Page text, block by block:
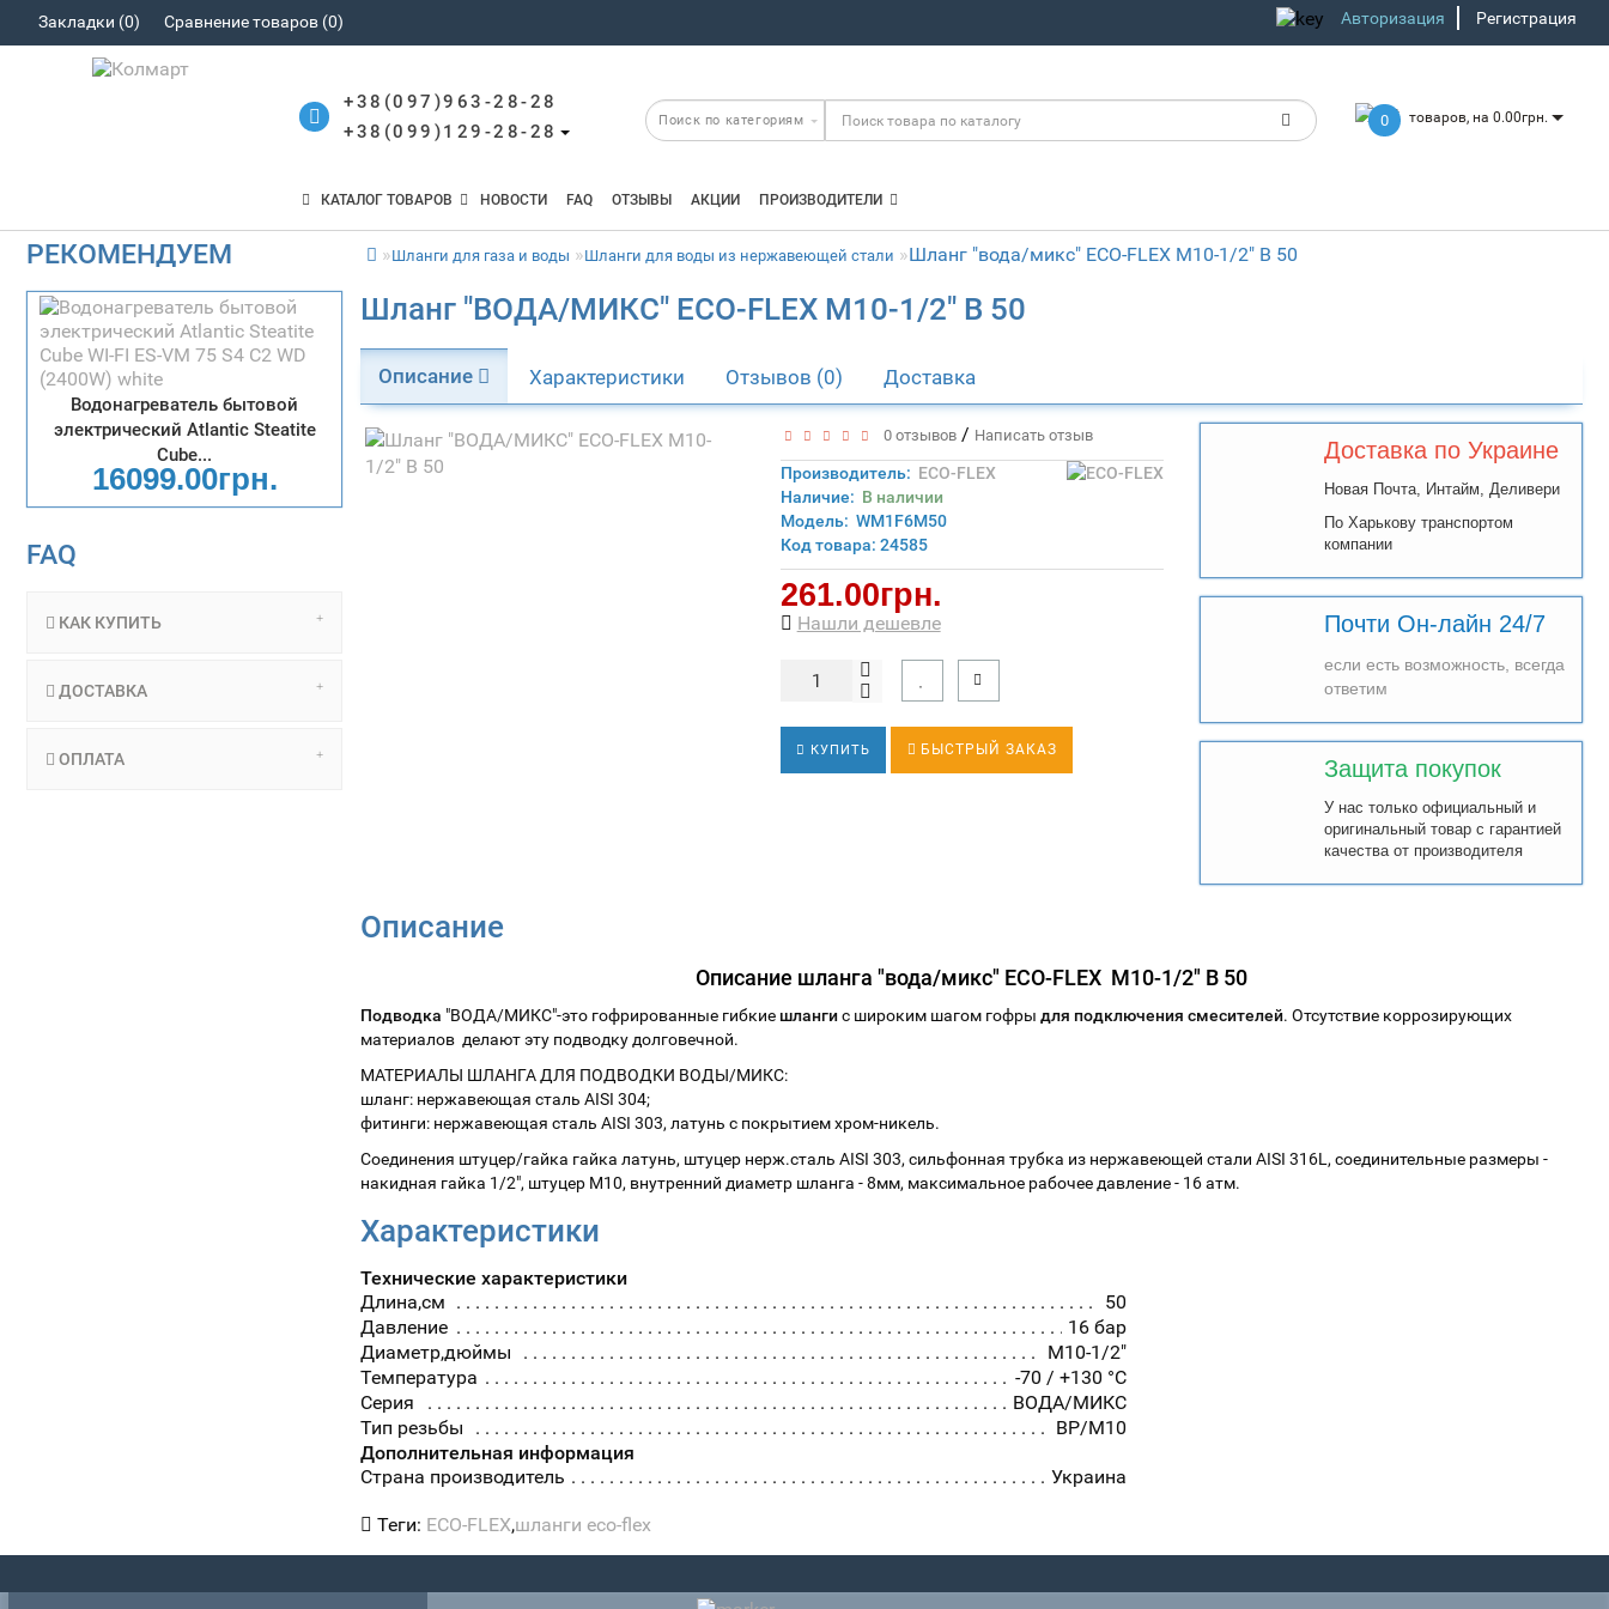
Закладки (0) Сравнение товаров (0) Авторизация Регистрация
+38(097)963-28-28
+38(099)129-28-28
КАТАЛОГ ТОВАРОВ НОВОСТИ FAQ ОТЗЫВЫ АКЦИИ ПРОИЗВОДИТЕЛИ
0 товаров, на 0.00грн.
РЕКОМЕНДУЕМ
Водонагреватель бытовой
электрический Atlantic Steatite
Cube...
16099.00грн.
FAQ
КАК КУПИТЬ
ДОСТАВКА
ОПЛАТА
Шланги для газа и воды Шланги для воды из нержавеющей стали Шланг "вода/микс" ECO-FLEX М10-1/2" В 50
Шланг "ВОДА/МИКС" ECO-FLEX М10-1/2" В 50
Описание Характеристики Отзывов (0) Доставка
0 отзывов / Написать отзыв
Производитель: ECO-FLEX
Наличие: В наличии
Модель: WM1F6M50
Код товара: 24585
261.00грн.
Нашли дешевле
КУПИТЬ БЫСТРЫЙ ЗАКАЗ
Доставка по Украине
Новая Почта, Интайм, Деливери
По Харькову транспортом
компании
Почти Он-лайн 24/7
если есть возможность, всегда
ответим
Защита покупок
У нас только официальный и
оригинальный товар с гарантией
качества от производителя
Описание
Описание шланга "вода/микс" ECO-FLEX М10-1/2" В 50
Подводка "ВОДА/МИКС"-это гофрированные гибкие шлангис широким шагом гофрыдля подключения смесителей. Отсутствие коррозирующих
материалов делают эту подводку долговечной.
МАТЕРИАЛЫ ШЛАНГА ДЛЯ ПОДВОДКИ ВОДЫ/МИКС:
шланг: нержавеющая сталь AISI 304;
фитинги: нержавеющая сталь AISI 303, латунь с покрытием хром-никель.
Cоединения штуцер/гайка гайка латунь, штуцер нерж.сталь AISI 303, сильфонная трубка из нержавеющей стали AISI 316L, соединительные размеры -
накидная гайка 1/2", штуцер М10, внутренний диаметр шланга - 8мм, максимальное рабочее давление - 16 атм.
Характеристики
Технические характеристики
Длина,см
50
Давление
16 бар
Диаметр,дюймы
М10-1/2"
Температура
-70 / +130 °С
Серия
ВОДА/МИКС
Тип резьбы
ВР/М10
Дополнительная информация
Страна производитель
Украина
Теги: ECO-FLEX,шланги eco-flex